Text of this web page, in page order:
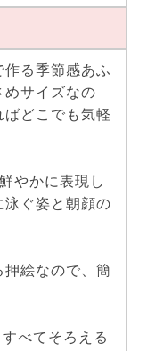
る季節感あふ
めサイズなの
どこでも気軽
やかに表現し
泳ぐ姿と朝顔の
絵なので、簡
べてそろえる